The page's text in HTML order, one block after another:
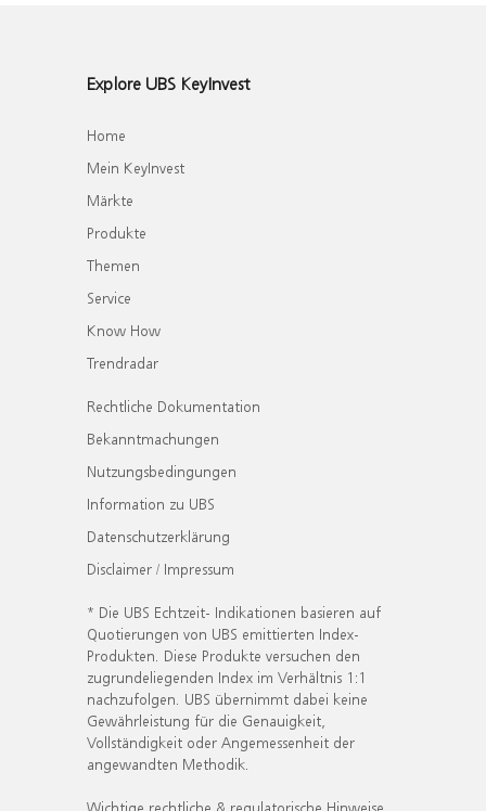
Explore UBS KeyInvest
Home
Mein KeyInvest
Märkte
Produkte
Themen
Service
Know How
Trendradar
Rechtliche Dokumentation
Bekanntmachungen
Nutzungsbedingungen
Information zu UBS
Datenschutzerklärung
Disclaimer / Impressum
* Die UBS Echtzeit- Indikationen basieren auf
Quotierungen von UBS emittierten Index-
Produkten. Diese Produkte versuchen den
zugrundeliegenden Index im Verhältnis 1:1
nachzufolgen. UBS übernimmt dabei keine
Gewährleistung für die Genauigkeit,
Vollständigkeit oder Angemessenheit der
angewandten Methodik.